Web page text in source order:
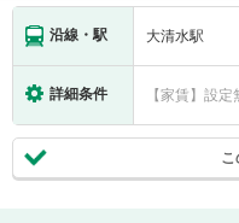
沿線・駅 大清水駅
詳細条件 【家賃】設定
こ